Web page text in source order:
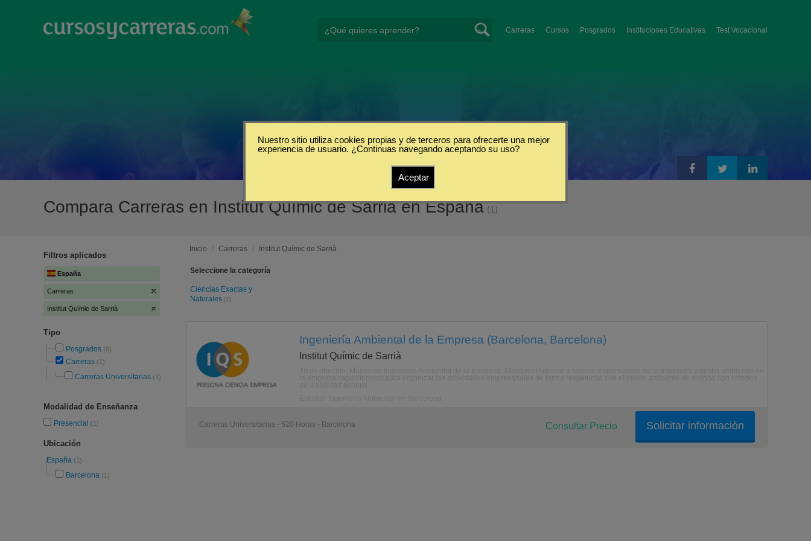
Carreras Cursos Posgrados Instituciones Educativas Test Vocacional
Compara Carreras en Institut Químic de Sarrià en España (1)
Filtros aplicados
España
Carreras
Institut Químic de Sarrià
Tipo
Posgrados (8)
Carreras (1)
Carreras Universitarias (1)
Modalidad de Enseñanza
Presencial (1)
Ubicación
España (1)
Barcelona (1)
Inicio / Carreras / Institut Químic de Sarrià
Seleccione la categoría
Ciencias Exactas y
Naturales (1)
Ingeniería Ambiental de la Empresa (Barcelona, Barcelona)
Institut Químic de Sarrià
Carreras Universitarias - 520 Horas - Barcelona Solicitar información
Consultar Precio
Nuestro sitio utiliza cookies propias y de terceros para ofrecerte una mejor
experiencia de usuario. ¿Continuas navegando aceptando su uso?
Aceptar